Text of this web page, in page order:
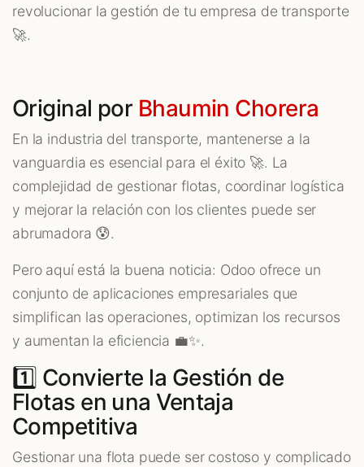
revolucionar la gestión de tu empresa de transporte
🚀.
Original por Bhaumin Chorera
En la industria del transporte, mantenerse a la
vanguardia es esencial para el éxito 🚀. La
complejidad de gestionar flotas, coordinar logística
y mejorar la relación con los clientes puede ser
abrumadora 😰.
Pero aquí está la buena noticia: Odoo ofrece un
conjunto de aplicaciones empresariales que
simplifican las operaciones, optimizan los recursos
y aumentan la eficiencia 💼✨.
1️⃣ Convierte la Gestión de
Flotas en una Ventaja
Competitiva
Gestionar una flota puede ser costoso y complicado